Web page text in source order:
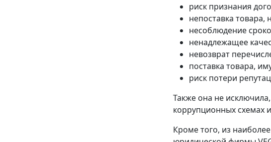
риск признания
непоставка товара,
несоблюдение
ненадлежащее
невозврат
поставка товара,
риск потери
Также она не
коррупционных схемах
Кроме того, из